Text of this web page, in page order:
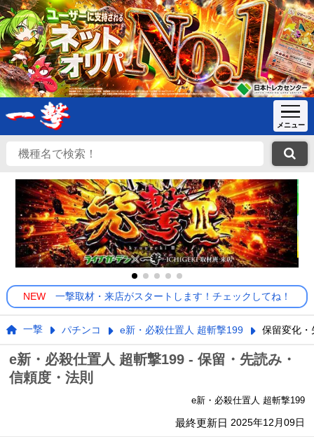
NEW 一撃取材・来店がスタートします！チェックしてね！
一撃 パチンコ e新・必殺仕置人 超斬撃199 保留変化・
e新・必殺仕置人 超斬撃199 - 保留・先読み・
信頼度・法則
e新・必殺仕置人 超斬撃199
最終更新日 2025年12月09日